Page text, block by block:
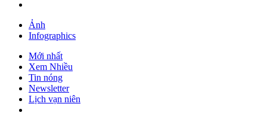
Ảnh
Infographics
Mới nhất
Xem Nhiều
Tin nóng
Newsletter
Lịch vạn niên